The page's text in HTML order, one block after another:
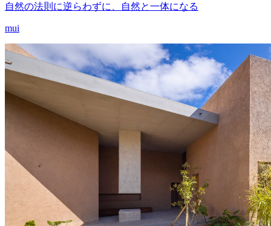
自然の法則に逆らわずに、自然と一体になる
mui